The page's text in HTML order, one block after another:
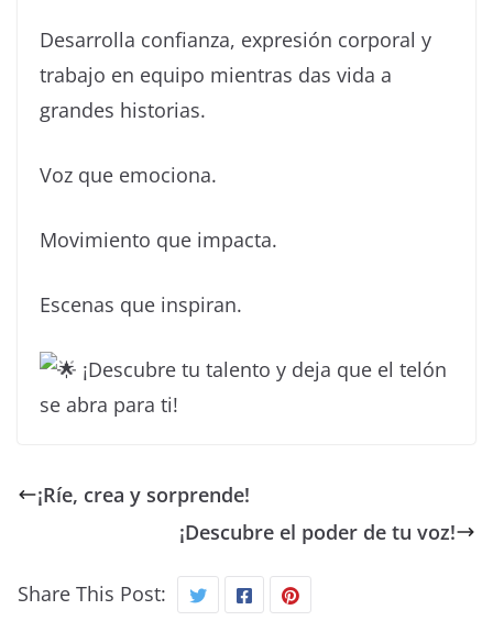
Desarrolla confianza, expresión corporal y
trabajo en equipo mientras das vida a
grandes historias.
Voz que emociona.
Movimiento que impacta.
Escenas que inspiran.
¡Descubre tu talento y deja que el telón
se abra para ti!
¡Ríe, crea y sorprende!
¡Descubre el poder de tu voz!
Share This Post: